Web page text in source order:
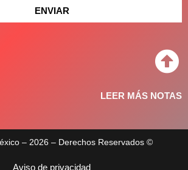
ENVIAR
LEER MÁS NOTAS
– 2026 – Derechos Reservados ©
Aviso de privacidad